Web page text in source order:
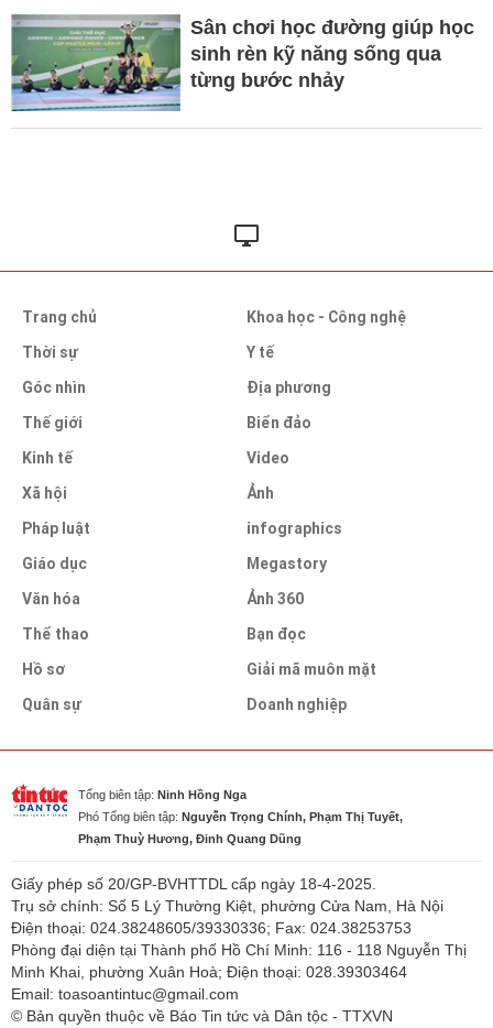
Sân chơi học đường giúp học
sinh rèn kỹ năng sống qua
từng bước nhảy
Trang chủ
Thời sự
Góc nhìn
Thế giới
Kinh tế
Xã hội
Pháp luật
Giáo dục
Văn hóa
Thể thao
Hồ sơ
Quân sự
Khoa học - Công nghệ
Y tế
Địa phương
Biển đảo
Video
Ảnh
infographics
Megastory
Ảnh 360
Bạn đọc
Giải mã muôn mặt
Doanh nghiệp
Tổng biên tập: Ninh Hồng Nga
Phó Tổng biên tập: Nguyễn Trọng Chính, Phạm Thị Tuyết,
Phạm Thuỳ Hương, Đinh Quang Dũng
Giấy phép số 20/GP-BVHTTDL cấp ngày 18-4-2025.
Trụ sở chính: Số 5 Lý Thường Kiệt, phường Cửa Nam, Hà Nội
Điện thoại: 024.38248605/39330336; Fax: 024.38253753
Phòng đại diện tại Thành phố Hồ Chí Minh: 116 - 118 Nguyễn Thị
Minh Khai, phường Xuân Hoà; Điện thoại: 028.39303464
Email: toasoantintuc@gmail.com
© Bản quyền thuộc về Báo Tin tức và Dân tộc - TTXVN